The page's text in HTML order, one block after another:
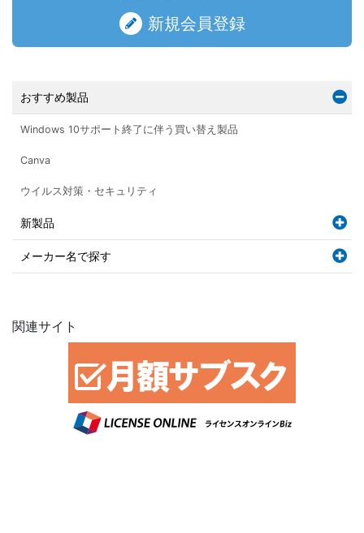
新規会員登録
おすすめ製品
Windows 10サポート終了に伴う買い替え製品
Canva
ウイルス対策・セキュリティ
新製品
メーカー名で探す
関連サイト